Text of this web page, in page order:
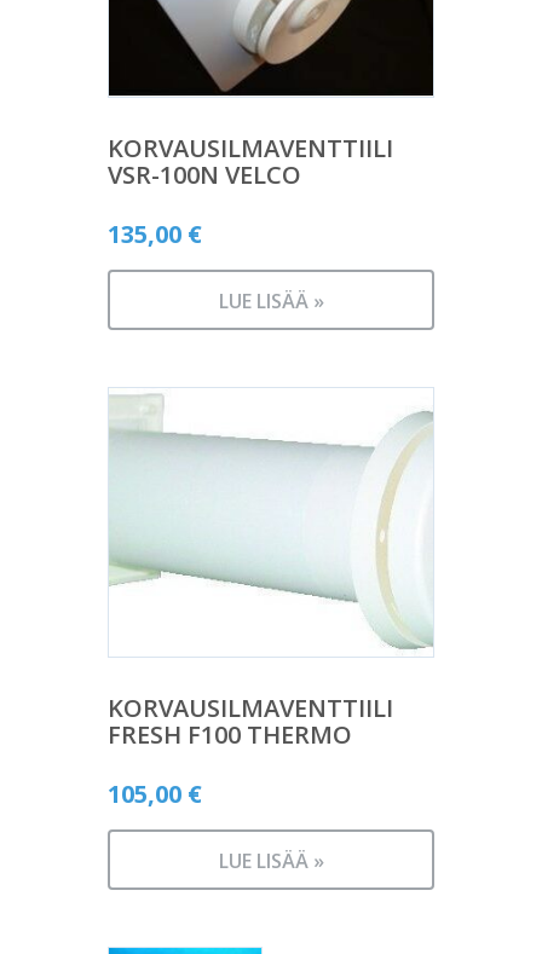
KORVAUSILMAVENTTIILI
VSR-100N VELCO
135,00 €
LUE LISÄÄ »
KORVAUSILMAVENTTIILI
FRESH F100 THERMO
105,00 €
LUE LISÄÄ »